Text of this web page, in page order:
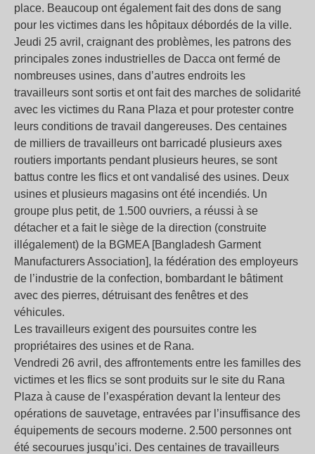
place. Beaucoup ont également fait des dons de sang
pour les victimes dans les hôpitaux débordés de la ville.
Jeudi 25 avril, craignant des problèmes, les patrons des
principales zones industrielles de Dacca ont fermé de
nombreuses usines, dans d’autres endroits les
travailleurs sont sortis et ont fait des marches de solidarité
avec les victimes du Rana Plaza et pour protester contre
leurs conditions de travail dangereuses. Des centaines
de milliers de travailleurs ont barricadé plusieurs axes
routiers importants pendant plusieurs heures, se sont
battus contre les flics et ont vandalisé des usines. Deux
usines et plusieurs magasins ont été incendiés. Un
groupe plus petit, de 1.500 ouvriers, a réussi à se
détacher et a fait le siège de la direction (construite
illégalement) de la BGMEA [Bangladesh Garment
Manufacturers Association], la fédération des employeurs
de l’industrie de la confection, bombardant le bâtiment
avec des pierres, détruisant des fenêtres et des
véhicules.
Les travailleurs exigent des poursuites contre les
propriétaires des usines et de Rana.
Vendredi 26 avril, des affrontements entre les familles des
victimes et les flics se sont produits sur le site du Rana
Plaza à cause de l’exaspération devant la lenteur des
opérations de sauvetage, entravées par l’insuffisance des
équipements de secours moderne. 2.500 personnes ont
été secourues jusqu’ici. Des centaines de travailleurs